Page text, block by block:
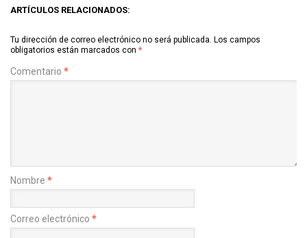
ARTÍCULOS RELACIONADOS:
Tu dirección de correo electrónico no será publicada. Los campos
obligatorios están marcados con *
Comentario *
Nombre *
Correo electrónico *